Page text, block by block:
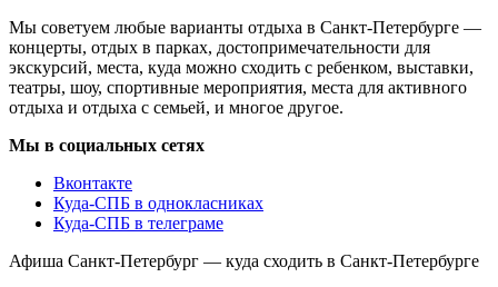
Мы советуем любые варианты отдыха в Санкт-Петербурге —
концерты, отдых в парках, достопримечательности для
экскурсий, места, куда можно сходить с ребенком, выставки,
театры, шоу, спортивные мероприятия, места для активного
отдыха и отдыха с семьей, и многое другое.
Мы в социальных сетях
Вконтакте
Куда-СПБ в однокласниках
Куда-СПБ в телеграме
Афиша Санкт-Петербург — куда сходить в Санкт-Петербурге